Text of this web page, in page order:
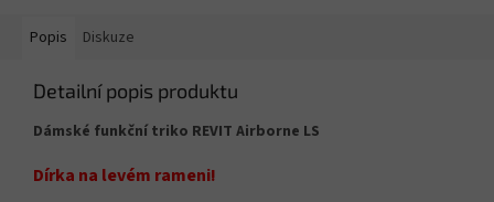
Popis Diskuze
Detailní popis produktu
Dámské funkční triko REVIT Airborne LS
Dírka na levém rameni!